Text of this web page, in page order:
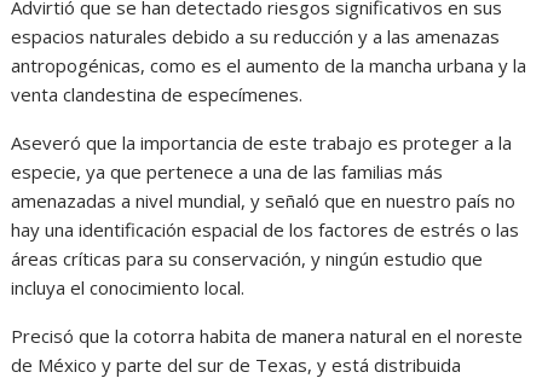
Advirtió que se han detectado riesgos significativos en sus
espacios naturales debido a su reducción y a las amenazas
antropogénicas, como es el aumento de la mancha urbana y la
venta clandestina de especímenes.
Aseveró que la importancia de este trabajo es proteger a la
especie, ya que pertenece a una de las familias más
amenazadas a nivel mundial, y señaló que en nuestro país no
hay una identificación espacial de los factores de estrés o las
áreas críticas para su conservación, y ningún estudio que
incluya el conocimiento local.
Precisó que la cotorra habita de manera natural en el noreste
de México y parte del sur de Texas, y está distribuida